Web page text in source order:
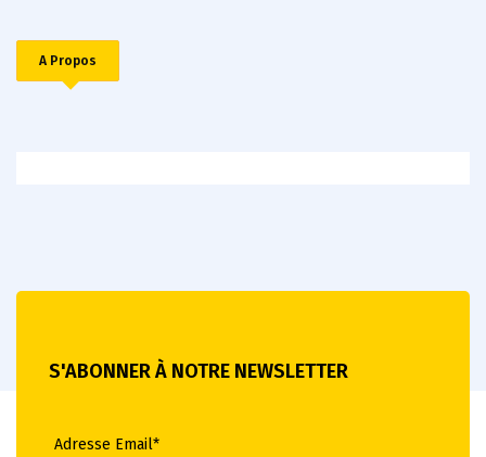
A Propos
S'ABONNER À NOTRE NEWSLETTER
Adresse Email*